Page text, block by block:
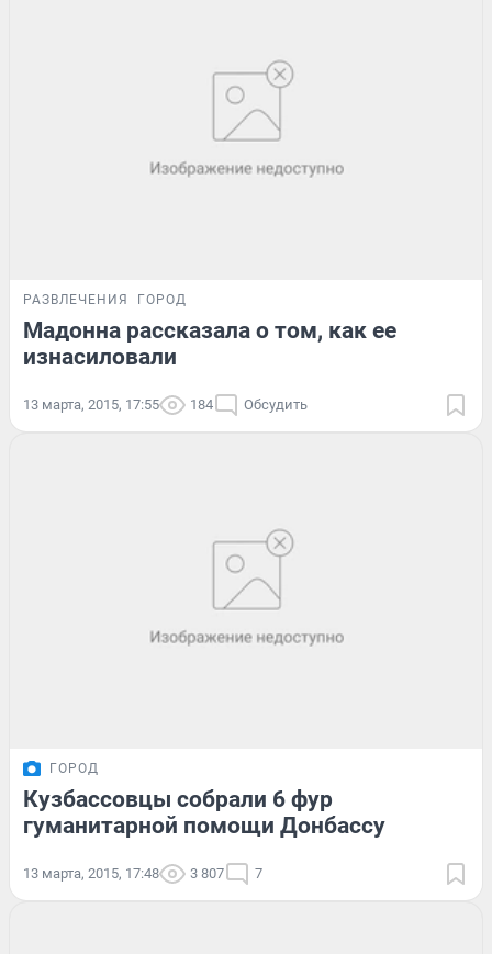
РАЗВЛЕЧЕНИЯ ГОРОД
Мадонна рассказала о том, как ее
изнасиловали
13 марта, 2015, 17:55 184 Обсудить
ГОРОД
Кузбассовцы собрали 6 фур
гуманитарной помощи Донбассу
13 марта, 2015, 17:48 3 807 7